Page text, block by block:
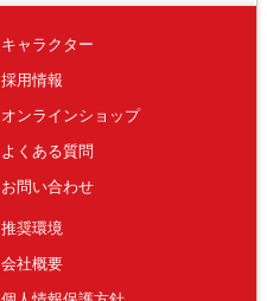
キャラクター
採用情報
オンラインショップ
よくある質問
お問い合わせ
推奨環境
会社概要